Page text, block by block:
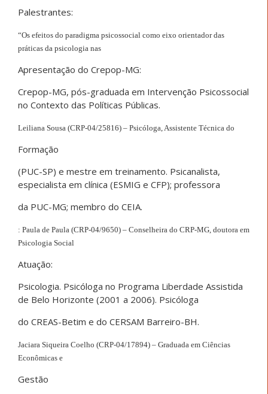
Palestrantes:
“Os efeitos do paradigma psicossocial como eixo orientador das
práticas da psicologia nas
Apresentação do Crepop-MG:
Crepop-MG, pós-graduada em Intervenção Psicossocial
no Contexto das Políticas Públicas.
Leiliana Sousa (CRP-04/25816) – Psicóloga, Assistente Técnica do
Formação
(PUC-SP) e mestre em treinamento. Psicanalista,
especialista em clínica (ESMIG e CFP); professora
da PUC-MG; membro do CEIA.
: Paula de Paula (CRP-04/9650) – Conselheira do CRP-MG, doutora em
Psicologia Social
Atuação:
Psicologia. Psicóloga no Programa Liberdade Assistida
de Belo Horizonte (2001 a 2006). Psicóloga
do CREAS-Betim e do CERSAM Barreiro-BH.
Jaciara Siqueira Coelho (CRP-04/17894) – Graduada em Ciências
Econômicas e
Gestão